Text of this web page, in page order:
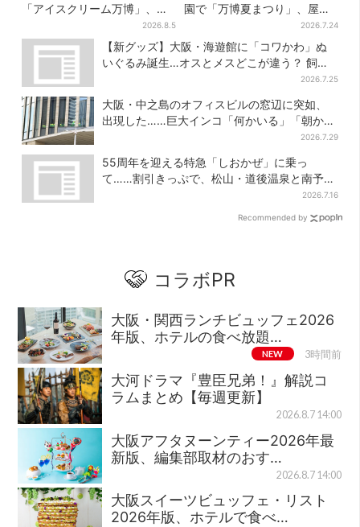
「アイスクリーム万博」、全
国34ブランド・100種超…初
登場の「チョコソフト」に行
2026.8.5
園で「万博夏まつり」、屋台
グルメ＆幻想的イルミネーシ
ョン…計27日間開催
2026.7.24
【新グッズ】大阪・海遊館に「コワかわ」ぬ
いぐるみ誕生…オスとメスどこが違う？ 飼育
2026.7.25
大阪・中之島のオフィスビルの窓辺に突如、
出現した……巨大インコ「何かいる」「朝から
2026.7.29
55周年を迎える特急「しおかぜ」に乗っ
て……割引きっぷで、松山・道後温泉と南予を
2026.7.16
Recommended by
コラボPR
大阪・関西ランチビュッフェ2026
年版、ホテルの食べ放題…
NEW 3時間前
大河ドラマ『豊臣兄弟！』解説コ
ラムまとめ【毎週更新】
2026.8.7 14:00
大阪アフタヌーンティー2026年最
新版、編集部取材のおす…
2026.8.7 14:00
大阪スイーツビュッフェ・リスト
2026年版、ホテルで食べ…